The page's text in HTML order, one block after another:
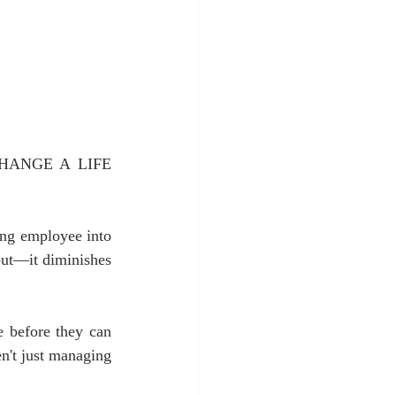
A LIFE
employee into
diminishes
before they can
just managing